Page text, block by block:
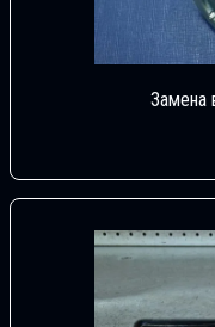
Замена